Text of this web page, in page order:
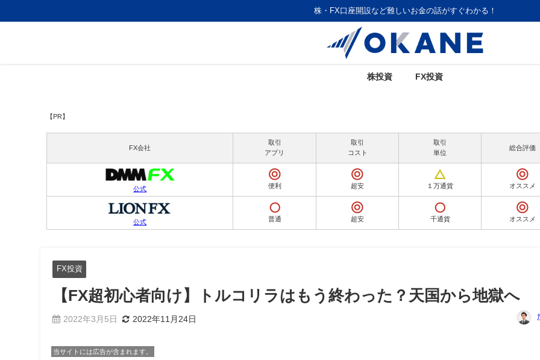
株・FX口座開設など難しいお金の話がすぐわかる！
株投資 FX投資
【PR】
FX会社
取引
アプリ
取引
コスト
取引
単位
総合評価
公式 便利 超安 １万通貨 オススメ
公式 普通 超安 千通貨 オススメ
FX投資
【FX超初心者向け】トルコリラはもう終わった？天国から地獄へ
2022年3月5日 2022年11月24日
当サイトには広告が含まれます。